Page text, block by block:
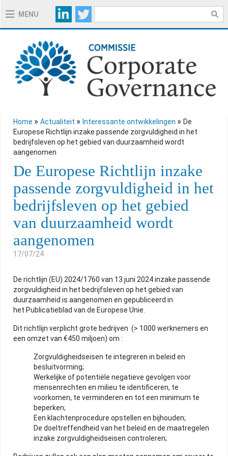
MENU
Home » Actualiteit » Interessante ontwikkelingen » De
Europese Richtlijn inzake passende zorgvuldigheid in het
bedrijfsleven op het gebied van duurzaamheid wordt
aangenomen
De Europese Richtlijn inzake
passende zorgvuldigheid in het
bedrijfsleven op het gebied
van duurzaamheid wordt
aangenomen
17/07/24
De richtlijn (EU) 2024/1760 van 13 juni 2024 inzake passende
zorgvuldigheid in het bedrijfsleven op het gebied van
duurzaamheid is aangenomen en gepubliceerd in
het Publicatieblad van de Europese Unie.
Dit richtlijn verplicht grote bedrijven (> 1000 werknemers en
een omzet van €450 miljoen) om :
Zorgvuldigheidseisen te integreren in beleid en
besluitvorming;
Werkelijke of potentiële negatieve gevolgen voor
mensenrechten en milieu te identificeren, te
voorkomen, te verminderen en tot een minimum te
beperken;
Een klachtenprocedure opstellen en bijhouden;
De doeltreffendheid van het beleid en de maatregelen
inzake zorgvuldigheidseisen controleren;
OVER DE COMMISSIE
OVER DE CODE 2020
TOELICHTINGSNOTA'S CODE 2020
HANDIGE INSTRUMENTEN
REGELGEVING
ACTUALITEIT
NIEUWS VANUIT DE COMMISSIE
INTERESSANTE ONTWIKKELINGEN
NUTTIGE INFO
ARCHIEF
HOME
CONTACT